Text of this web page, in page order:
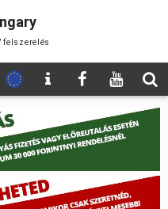
felszerelés